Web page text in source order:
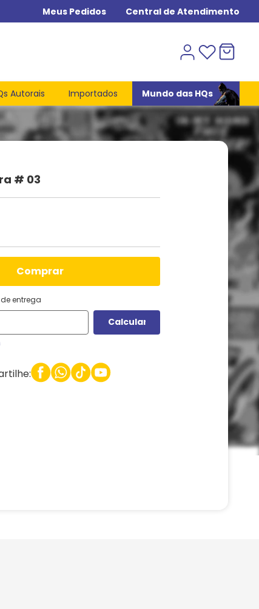
Meus Pedidos Central de Atendimento
Autorais Importados Mundo das HQs
# 03
comprar
entrega